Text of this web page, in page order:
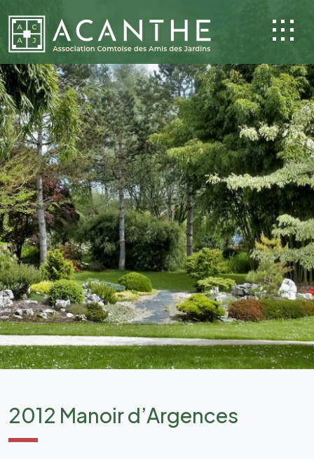
2012 Manoir d’Argences